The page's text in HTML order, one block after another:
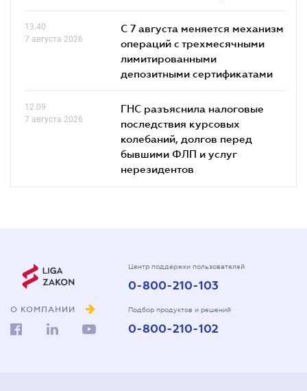
13.40
7 августа 2026
С 7 августа меняется механизм
операций с трехмесячными
лимитированными
депозитными сертификатами
12.09
7 августа 2026
ГНС разъяснила налоговые
последствия курсовых
колебаний, долгов перед
бывшими ФЛП и услуг
нерезидентов
О КОМПАНИИ
Центр поддержки пользователей
0-800-210-103
Подбор продуктов и решений
0-800-210-102